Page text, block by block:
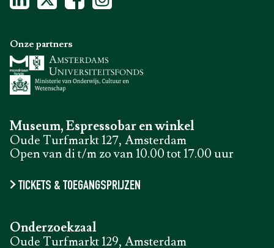
Museum, Espressobar en winkel
Oude Turfmarkt 127, Amsterdam
Open van di t/m zo van 10.00 tot 17.00 uur
TICKETS & TOEGANGSPRIJZEN
Onderzoekzaal
Oude Turfmarkt 129, Amsterdam
Onze partners